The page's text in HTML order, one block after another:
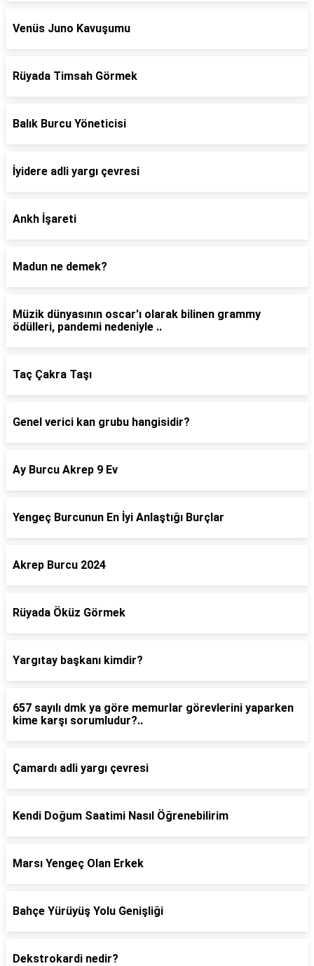
Venüs Juno Kavuşumu
Rüyada Timsah Görmek
Balık Burcu Yöneticisi
İyidere adli yargı çevresi
Ankh İşareti
Madun ne demek?
Müzik dünyasının oscar'ı olarak bilinen grammy
ödülleri, pandemi nedeniyle ..
Taç Çakra Taşı
Genel verici kan grubu hangisidir?
Ay Burcu Akrep 9 Ev
Yengeç Burcunun En İyi Anlaştığı Burçlar
Akrep Burcu 2024
Rüyada Öküz Görmek
Yargıtay başkanı kimdir?
657 sayılı dmk ya göre memurlar görevlerini yaparken
kime karşı sorumludur?..
Çamardı adli yargı çevresi
Kendi Doğum Saatimi Nasıl Öğrenebilirim
Marsı Yengeç Olan Erkek
Bahçe Yürüyüş Yolu Genişliği
Dekstrokardi nedir?